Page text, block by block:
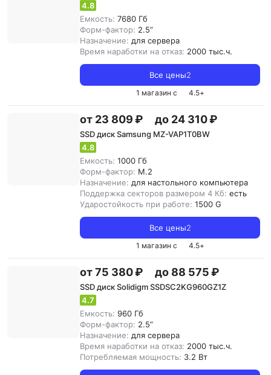
4.8
Емкость: 7680 Гб
Форм-фактор: 2.5”
Назначение: для сервера
Время наработки на отказ: 2000 тыс.ч.
Все цены2
1 магазин с 4.5+
от 23 809 ₽ до 24 310 ₽
SSD диск Samsung MZ-VAP1T0BW
4.8
Емкость: 1000 Гб
Форм-фактор: M.2
Назначение: для настольного компьютера
Поддержка секторов размером 4 Кб: есть
Ударостойкость при работе: 1500 G
Все цены2
1 магазин с 4.5+
от 75 380 ₽ до 88 575 ₽
SSD диск Solidigm SSDSC2KG960GZ1Z
4.7
Емкость: 960 Гб
Форм-фактор: 2.5”
Назначение: для сервера
Время наработки на отказ: 2000 тыс.ч.
Потребляемая мощность: 3.2 Вт